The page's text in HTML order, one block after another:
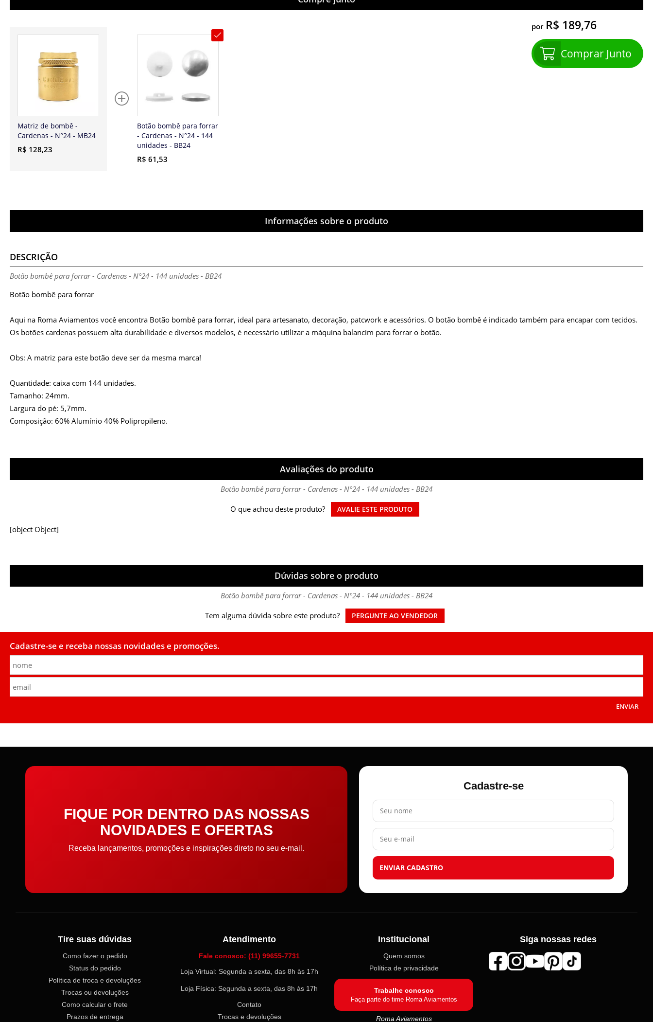
Roma Aviamentos
Matriz de bombê -
Cardenas - N°24 - MB24
R$ 128,23
Botão bombê para forrar
- Cardenas - N°24 - 144
unidades - BB24
R$ 61,53
por R$ 189,76
Comprar Junto
Informações sobre o produto
DESCRIÇÃO
Botão bombê para forrar - Cardenas - N°24 - 144 unidades - BB24
Botão bombê para forrar
Aqui na Roma Aviamentos você encontra Botão bombê para forrar, ideal para artesanato, decoração, patcwork e acessórios. O botão bombê é indicado também para encapar com tecidos.
Os botões cardenas possuem alta durabilidade e diversos modelos, é necessário utilizar a máquina balancim para forrar o botão.
Obs: A matriz para este botão deve ser da mesma marca!
Quantidade: caixa com 144 unidades.
Tamanho: 24mm.
Largura do pé: 5,7mm.
Composição: 60% Alumínio 40% Polipropileno.
Avaliações do produto
Botão bombê para forrar - Cardenas - N°24 - 144 unidades - BB24
O que achou deste produto? AVALIE ESTE PRODUTO
[object Object]
Dúvidas sobre o produto
Botão bombê para forrar - Cardenas - N°24 - 144 unidades - BB24
Tem alguma dúvida sobre este produto? PERGUNTE AO VENDEDOR
Cadastre-se e receba nossas novidades e promoções.
ENVIAR
FIQUE POR DENTRO DAS NOSSAS
NOVIDADES E OFERTAS
Receba lançamentos, promoções e inspirações direto no seu e-mail.
Cadastre-se
Seu nome
Seu e-mail
ENVIAR CADASTRO
Tire suas dúvidas
Como fazer o pedido
Status do pedido
Política de troca e devoluções
Trocas ou devoluções
Como calcular o frete
Prazos de entrega
Atendimento
Fale conosco: (11) 99655-7731
Loja Virtual: Segunda a sexta, das 8h às 17h
Loja Física: Segunda a sexta, das 8h às 17h
Contato
Trocas e devoluções
Institucional
Quem somos
Política de privacidade
Trabalhe conosco
Faça parte do time Roma Aviamentos
Roma Aviamentos
Siga nossas redes